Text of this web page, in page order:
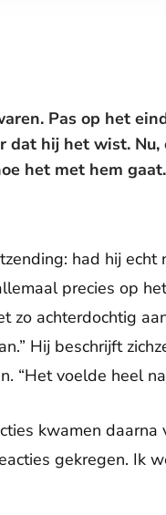
Pas op het
hij het wist. Nu,
het met hem
had hij echt
precies op
zo achterdochtig
Hij beschrijft
“Het voelde heel
kwamen daarna
gekregen. Ik